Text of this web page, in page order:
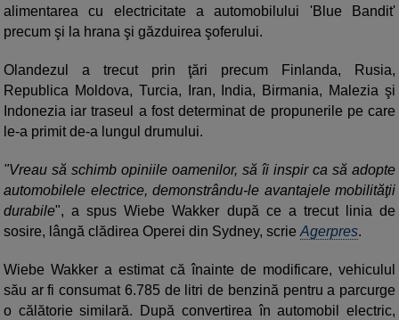
alimentarea cu electricitate a automobilului 'Blue Bandit'
precum şi la hrana şi găzduirea şoferului.
Olandezul a trecut prin ţări precum Finlanda, Rusia,
Republica Moldova, Turcia, Iran, India, Birmania, Malezia şi
Indonezia iar traseul a fost determinat de propunerile pe care
le-a primit de-a lungul drumului.
"Vreau să schimb opiniile oamenilor, să îi inspir ca să adopte
automobilele electrice, demonstrându-le avantajele mobilităţii
durabile", a spus Wiebe Wakker după ce a trecut linia de
sosire, lângă clădirea Operei din Sydney, scrie Agerpres.
Wiebe Wakker a estimat că înainte de modificare, vehiculul
său ar fi consumat 6.785 de litri de benzină pentru a parcurge
o călătorie similară. După convertirea în automobil electric,